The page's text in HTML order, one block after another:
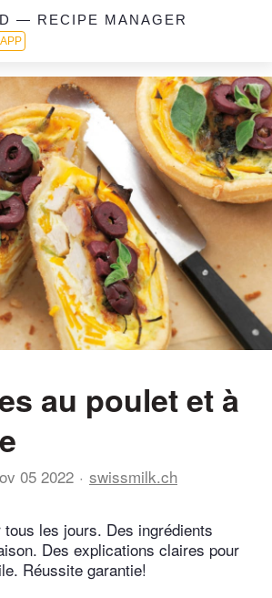
— RECIPE MANAGER
au poulet et à
05 2022 swissmilk.ch
les jours. Des ingrédients
Des explications claires pour
Réussite garantie!